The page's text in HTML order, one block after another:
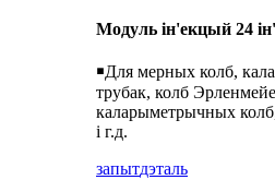
Модуль ін'екцый 24
￭Для мерных колб,
трубак, колб
каларыметрычных
і г.д.
запытдэталь